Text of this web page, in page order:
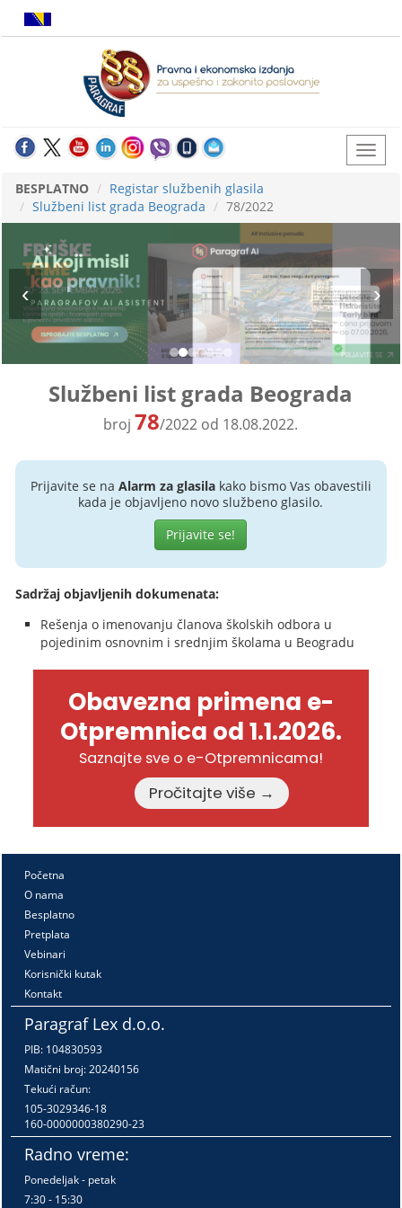
BESPLATNO
Registar službenih glasila
Službeni list grada Beograda
78/2022
Službeni list grada Beograda
broj 78/2022 od 18.08.2022.
Prijavite se na Alarm za glasilakako bismo Vas obavestili
kada je objavljeno novo službeno glasilo.
Prijavite se!
Sadržaj objavljenih dokumenata:
Rešenja o imenovanju članova školskih odbora u
pojedinim osnovnim i srednjim školama u Beogradu
Obavezna primena e-
Otpremnica od 1.1.2026.
Saznajte sve o e-Otpremnicama!
Pročitajte više →
Početna
O nama
Besplatno
Pretplata
Vebinari
Korisnički kutak
Kontakt
Paragraf Lex d.o.o.
PIB: 104830593
Matični broj: 20240156
Tekući račun:
105-3029346-18
160-0000000380290-23
Radno vreme:
Ponedeljak - petak
7:30 - 15:30